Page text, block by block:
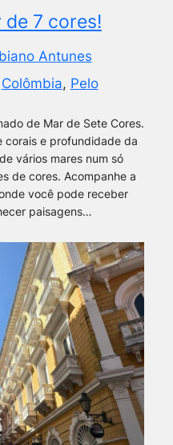
de 7 cores!
Antunes
Colômbia, Pelo
de Mar de Sete Cores.
corais e profundidade da
vários mares num só
de cores. Acompanhe a
você pode receber
paisagens…